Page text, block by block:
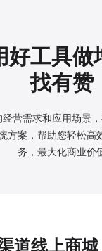
好工具做
找有赞
营需求和应用场景
方案， 帮助您轻松高
务，最大化商业价
道线上商城